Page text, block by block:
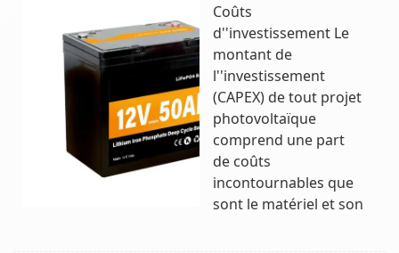
Coûts
d''investissement Le
montant de
l''investissement
(CAPEX) de tout projet
photovoltaïque
comprend une part
de coûts
incontournables que
sont le matériel et son